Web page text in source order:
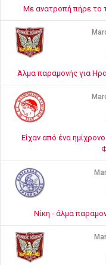
Με ανατροπή πήρε το
Άλμα παραμονής για
Είχαν από ένα
Νίκη - άλμα